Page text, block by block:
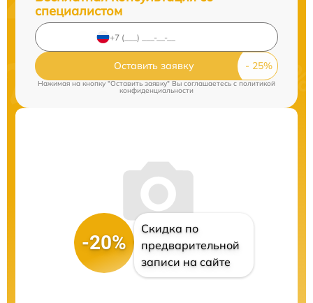
специалистом
Оставить заявку
Нажимая на кнопку "Оставить заявку" Вы соглашаетесь c политикой
конфиденциальности
-20%
Скидка по
предварительной
записи на сайте